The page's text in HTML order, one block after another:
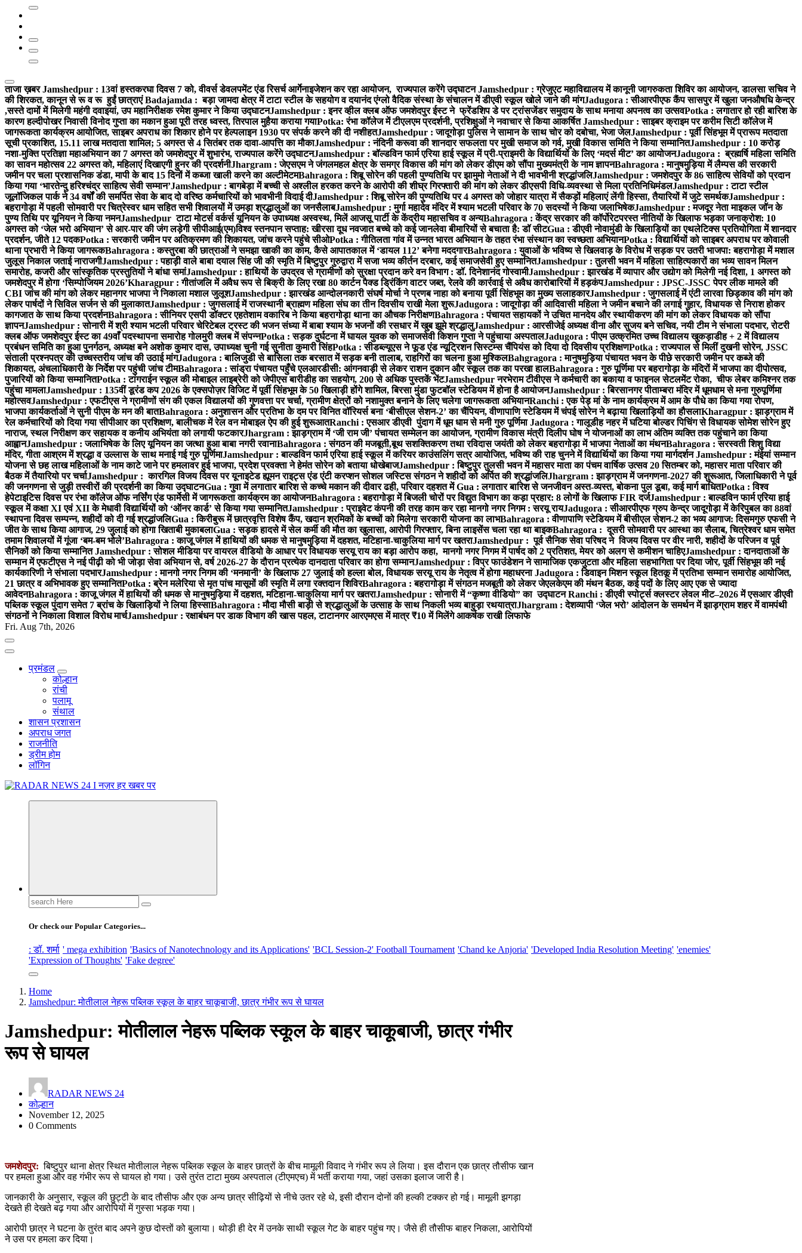
ताजा ख़बरJamshedpur : 13वां हस्तकरघा दिवस 7 को, वीवर्स डेवलपमेंट एंड रिसर्च आर्गेनाइजेशन कर रहा आयोजन, राज्यपाल करेंगे उद्घाटनJamshedpur : ग्रेजुएट महाविद्यालय में कानूनी जागरुकता शिविर का आयोजन, डालसा सचिव ने
की शिरकत, कानून से रू व रू हुईं छात्राएंBadajamda : बड़ा जामदा क्षेत्र में टाटा स्टील के सहयोग व दयानंद एंग्लो वैदिक संस्था के संचालन में डीएवी स्कूल खोले जाने की मांगJadugora : सीआरपीएफ कैंप सासपुर में खुला जनऔषधि केन्द्र
,सस्ते दामों में मिलेगी महंगी दवाइयां, उप महानिरीक्षक रमेश कुमार ने किया उद्घाटनJamshedpur : इनर व्हील क्लब ऑफ जमशेदपुर ईस्ट ने फ्रेंडशिप डे पर ट्रांसजेंडर समुदाय के साथ मनाया अपनत्व का उत्सवPotka : लगातार हो रही बारिश के
कारण हल्दीपोखर निवासी विनोद गुप्ता का मकान हुआ पूरी तरह ध्वस्त, तिरपाल मुहैया कराया गयाPotka: रंभा कॉलेज में टीएलएम प्रदर्शनी, प्रशिक्षुओं ने नवाचार से किया आकर्षितJamshedpur : साइबर क्राइम पर करीम सिटी कॉलेज में
जागरूकता कार्यक्रम आयोजित, साइबर अपराध का शिकार होने पर हेल्पलाइन 1930 पर संपर्क करने की दी नशीहतJamshedpur : जादूगोड़ा पुलिस ने सामान के साथ चोर को दबोचा, भेजा जेलJamshedpur : पूर्वी सिंहभूम में प्रारूप मतदाता
सूची प्रकाशित, 15.11 लाख मतदाता शामिल; 5 अगस्त से 4 सितंबर तक दावा-आपत्ति का मौकाJamshedpur : नंदिनी करूवा की शानदार सफलता पर मुखी समाज को गर्व, मुखी विकास समिति ने किया सम्मानितJamshedpur : 10 करोड़
नशा-मुक्ति प्रतिज्ञा महाअभियान का 7 अगस्त को जमशेदपुर में शुभारंभ, राज्यपाल करेंगे उद्घाटनJamshedpur : बॉल्डविन फार्म एरिया हाई स्कूल में प्री-प्राइमरी के विद्यार्थियों के लिए ‘मदर्स मीट’ का आयोजनJadugora : ब्रह्मर्षि महिला समिति
का सावन महोत्सव 22 अगस्त को, महिलाएं दिखाएगी हुनर की प्रदर्शनीJhargram : जेएसएम ने जंगलमहल क्षेत्र के समग्र विकास की मांग को लेकर डीएम को सौंपा मुख्यमंत्री के नाम ज्ञापनBahragora : मानुषमुड़िया में लैम्पस की सरकारी
जमीन पर चला प्रशासनिक डंडा, मापी के बाद 15 दिनों में कब्जा खाली करने का अल्टीमेटमBahragora : शिबू सोरेन की पहली पुण्यतिथि पर झामुमो नेताओं ने दी भावभीनी श्रद्धांजलिJamshedpur : जमशेदपुर के 86 साहित्य सेवियों को प्रदान
किया गया ‘भारतेन्दु हरिश्चंद्र साहित्य सेवी सम्मान’Jamshedpur : बागबेड़ा में बच्ची से अश्लील हरकत करने के आरोपी की शीघ्र गिरफ्तारी की मांग को लेकर डीएसपी विधि-व्यवस्था से मिला प्रतिनिधिमंडलJamshedpur : टाटा स्टील
जूलॉजिकल पार्क ने 34 वर्षों की समर्पित सेवा के बाद दो वरिष्ठ कर्मचारियों को भावभीनी विदाई दीJamshedpur : शिबू सोरेन की पुण्यतिथि पर 4 अगस्त को जोहार यात्रा में सैकड़ों महिलाएं लेंगी हिस्सा, तैयारियों में जुटे समर्थकJamshedpur :
बहरागोड़ा में पहली सोमवारी पर चित्रेस्वर धाम सहित सभी शिवालयों में उमड़ा श्रद्धालुओं का जनसैलाबJamshedpur : मुर्गा महादेव मंदिर में श्याम भटली परिवार के 70 सदस्यों ने किया जलाभिषेकJamshedpur : मजदूर नेता माइकल जॉन के
पुण्य तिथि पर यूनियन ने किया नमनJamshedpur टाटा मोटर्स वर्कर्स यूनियन के उपाध्यक्ष अस्वस्थ, मिलें आजसू पार्टी के केंद्रीय महासचिव व अन्यBahragora : केंद्र सरकार की कॉर्पोरेटपरस्त नीतियों के खिलाफ भड़का जनाक्रोश: 10
अगस्त को ‘जेल भरो अभियान’ से आर-पार की जंग लड़ेगी सीपीआई(एम)विश्व स्तनपान सप्ताह: खीरसा दूध नवजात बच्चे को कई जानलेवा बीमारियों से बचाता है: डॉ सीटGua : डीएवी नोवामुंडी के खिलाड़ियों का एथलेटिक्स प्रतियोगिता में शानदार
प्रदर्शन, जीते 12 पदकPotka : सरकारी जमीन पर अतिक्रमण की शिकायत, जांच करने पहुंचे सीओPotka : गीतिलता गांव में उन्नत भारत अभियान के तहत रंभा संस्थान का स्वच्छता अभियानPotka : विद्यार्थियों को साइबर अपराध पर कोवाली
थाना प्रभारी ने किया जागरूकBahragora : कस्तुरबा की छात्राओं ने समझा खाकी का काम, कैसे आपातकाल में ‘डायल 112’ बनेगा मददगारBahragora : युवाओं के भविष्य से खिलवाड़ के विरोध में सड़क पर उतरी भाजपा: बहरागोड़ा में मशाल
जुलूस निकाल जताई नाराजगीJamshedpur : पहाड़ी वाले बाबा दयाल सिंह जी की स्मृति में बिष्टुपुर गुरुद्वारा में सजा भव्य कीर्तन दरबार, कई समाजसेवी हुए सम्मानितJamshedpur : तुलसी भवन में महिला साहित्यकारों का भव्य सावन मिलन
समारोह, कजरी और सांस्कृतिक प्रस्तुतियों ने बांधा समांJamshedpur : हाथियों के उपद्रव से ग्रामीणों को सुरक्षा प्रदान करे वन विभाग : डॉ. दिनेशानंद गोस्वामीJamshedpur : झारखंड में व्यापार और उद्योग को मिलेगी नई दिशा, 1 अगस्त को
जमशेदपुर में होगा ‘सिम्पोजियम 2026’Kharagpur : गीतांजलि में अवैध रूप से बिक्री के लिए रखा 80 कार्टन पैक्ड ड्रिंकिंग वाटर जब्त, रेलवे की कार्रवाई से अवैध कारोबारियों में हड़कंपJamshedpur : JPSC-JSSC पेपर लीक मामले की
CBI जांच की मांग को लेकर महानगर भाजपा ने निकाला मशाल जुलूशJamshedpur : झारखंड आन्दोलनकारी संघर्ष मोर्चा ने प्रणब नाहा को बनाया पूर्वी सिंहभूम का मुख्य सलाहकारJamshedpur : जुगसलाई में एंटी लारवा छिड़काव की मांग को
लेकर पार्षदों ने सिविल सर्जन से की मुलाकातJamshedpur : जुगसलाई में राजस्थानी ब्राह्मण महिला संघ का तीन दिवसीय राखी मेला शुरूJadugora : जादूगोड़ा की आदिवासी महिला ने जमीन बचाने की लगाई गुहार, विधायक से निराश होकर
कागजात के साथ किया प्रदर्शनBahragora : सीनियर एसपी डॉक्टर एहतेशाम वकारिब ने किया बहरागोड़ा थाना का औचक निरीक्षणBahragora : पंचायत सहायकों ने उचित मानदेय और स्थायीकरण की मांग को लेकर विधायक को सौंपा
ज्ञापनJamshedpur : सोनारी में श्री श्याम भटली परिवार चेरिटेबल ट्रस्ट की भजन संध्या में बाबा श्याम के भजनों की रसधार में खुब झूमे श्रद्धालुJamshedpur : आरसीजेई अध्यक्ष वीना और सुजय बने सचिव, नयी टीम ने संभाला पदभार, रोटरी
क्लब ऑफ जमशेदपुर ईस्ट का 49वाँ पदस्थापना समारोह गोलमुरी क्लब में संपन्नPotka : सड़क दुर्घटना में घायल युवक को समाजसेवी किशन गुप्ता ने पहुंचाया अस्पतालJadugora : पीएम उत्क्रमित उच्च विद्यालय खुकड़ाडीह + 2 में विद्यालय
प्रबंधन समिति का हुआ पुनर्गठन, अध्यक्ष बने अशोक कुमार दास, उपाध्यक्ष चुनी गई सुनीता कुमारी सिंहPotka : सीडब्ल्यूएस ने फूड एंड न्यूट्रिशन सिस्टम्स चैंपियंस को दिया दो दिवसीय प्रशिक्षणPotka : राज्यपाल से मिलीं दुखनी सोरेन, JSSC
संताली प्रश्नपत्र की उच्चस्तरीय जांच की उठाई मांगJadugora : बालिजुडी से बासिला तक बरसात में सड़क बनी तालाब, राहगिरों का चलना हुआ मुश्किलBahgragora : मानुषमुड़िया पंचायत भवन के पीछे सरकारी जमीन पर कब्जे की
शिकायत, अंचलाधिकारी के निर्देश पर पहुंची जांच टीमBahragora : सांड्रा पंचायत पहुँचे एलआरडीसी: आंगनवाड़ी से लेकर राशन दुकान और स्कूल तक का परखा हालBahragora : गुरु पूर्णिमा पर बहरागोड़ा के मंदिरों में भाजपा का दीपोत्सव,
पुजारियों को किया सम्मानितPotka : टांगराईन स्कूल की मोबाइल लाइब्रेरी को जेपीएस बारीडीह का सहयोग, 200 से अधिक पुस्तकें भेंटJamshedpur नरभेराम टीवीएस ने कर्मचारी का बकाया व फाइनल सेटलमेंट रोका, चीफ लेबर कमिश्नर तक
पहुंचा मामलाJamshedpur : 135वीं डूरंड कप 2026 के एक्सपोज़र विजिट में पूर्वी सिंहभूम के 50 खिलाड़ी होंगे शामिल, बिरसा मुंडा फुटबॉल स्टेडियम में होना है आयोजनJamshedpur : बिरसानगर पीताम्बरा मंदिर में धूमधाम से मना गुरुपूर्णिमा
महोत्सवJamshedpur : एफटीएस ने ग्रामीणों संग की एकल विद्यालयों की गुणवत्ता पर चर्चा, ग्रामीण क्षेत्रों को नशामुक्त बनाने के लिए चलेगा जागरूकता अभियानRanchi : एक पेड़ मां के नाम कार्यक्रम में आम के पौधे का किया गया रोपण,
भाजपा कार्यकर्ताओं ने सुनी पीएम के मन की बातBahragora : अनुशासन और प्रतिभा के दम पर विनित वॉरियर्स बना ‘बीसीएल सेशन-2’ का चैंपियन, वीणापाणि स्टेडियम में चंपई सोरेन ने बढ़ाया खिलाड़ियों का हौसलाKharagpur : झाड़ग्राम में
रेल कर्मचारियों को दिया गया सीपीआर का प्रशिक्षण, बालीचक में रेल वन मोबाइल ऐप की हुई शुरूआतRanchi : एसआर डीएवी पुंदाग में धूम धाम से मनी गुरु पूर्णिमाJadugora : गालूडीह नहर में घटिया बोल्डर पिचिंग से विधायक सोमेश सोरेन हुए
नाराज, स्थल निरीक्षण कर सहायक व कनीय अभियंता को लगायी फटकारJhargram : झाड़ग्राम में ‘जी राम जी’ पंचायत सम्मेलन का आयोजन, ग्रामीण विकास मंत्री दिलीप घोष ने योजनाओं का लाभ अंतिम व्यक्ति तक पहुंचाने का किया
आह्वानJamshedpur : जलाभिषेक के लिए यूनियन का जत्था हुआ बाबा नगरी रवानाBahragora : संगठन की मजबूती,बूथ सशक्तिकरण तथा रविदास जयंती को लेकर बहरागोड़ा में भाजपा नेताओं का मंथनBahragora : सरस्वती शिशु विद्या
मंदिर, गीता आश्रम में श्रद्धा व उल्लास के साथ मनाई गई गुरु पूर्णिमाJamshedpur : बाल्डविन फार्म एरिया हाई स्कूल में करियर काउंसलिंग सत्र आयोजित, भविष्य की राह चुनने में विद्यार्थियों का किया गया मार्गदर्शनJamshedpur : मंईयां सम्मान
योजना से छह लाख महिलाओं के नाम काटे जाने पर हमलावर हुई भाजपा, प्रदेश प्रवक्ता ने हेमंत सोरेन को बताया धोखेबाजJamshedpur : बिष्टुपुर तुलसी भवन में महासर माता का पंचम वार्षिक उत्सव 20 सितम्बर को, महासर माता परिवार की
बैठक में तैयारियो पर चर्चाJamshedpur : कारगिल विजय दिवस पर यूनाइटेड ह्यूमन राइट्स एंड एंटी करप्शन सोशल जस्टिस संगठन ने शहीदों को अर्पित की श्रद्धांजलिJhargram : झाड़ग्राम में जनगणना-2027 की शुरूआत, जिलाधिकारी ने पूर्व
की जनगणना से जुड़ी तस्वीरों की प्रदर्शनी का किया उद्घाटनGua : गुवा में लगातार बारिश से कच्चे मकान की दीवार ढही, परिवार दहशत मेंGua : लगातार बारिश से जनजीवन अस्त-व्यस्त, बोकना पुल डूबा, कई मार्ग बाधितPotka : विश्व
हेपेटाइटिस दिवस पर रंभा कॉलेज ऑफ नर्सिंग एंड फार्मेसी में जागरूकता कार्यक्रम का आयोजनBahragora : बहरागोड़ा में बिजली चोरों पर विद्युत विभाग का कड़ा प्रहार: 8 लोगों के खिलाफ FIR दर्जJamshedpur : बाल्डविन फार्म एरिया हाई
स्कूल में कक्षा XI एवं XII के मेधावी विद्यार्थियों को ‘ऑनर कार्ड’ से किया गया सम्मानितJamshedpur : प्राइवेट कंपनी की तरह काम कर रहा मानगो नगर निगम : सरयू रायJadugora : सीआरपीएफ ग्रुप केन्द्र जादूगोड़ा में केरिपुबल का 88वां
स्थापना दिवस सम्पन्न, शहीदों को दी गई श्रद्धांजलिGua : किरीबुरू में छात्रवृत्ति विशेष कैंप, खदान श्रमिकों के बच्चों को मिलेगा सरकारी योजना का लाभBahragora : वीणापाणि स्टेडियम में बीसीएल सेशन-2 का भव्य आगाज: दिसमगुरु एफसी ने
जीत के साथ किया आगाज, 29 जुलाई को होगा खिताबी मुकाबलाGua : सड़क हादसे में सेल कर्मी की मौत का खुलासा, आरोपी गिरफ्तार, बिना लाइसेंस चला रहा था बाइकBahragora : दूसरी सोमवारी पर आस्था का सैलाब, चित्रेश्वर धाम समेत
तमाम शिवालयों में गूंजा ‘बम-बम भोले’Bahragora : काजू जंगल में हाथियों की धमक से मानुषमुड़िया में दहशत, मटिहाना-चाकुलिया मार्ग पर खतराJamshedpur : पूर्व सैनिक सेवा परिषद ने विजय दिवस पर वीर नारी, शहीदों के परिजन व पूर्व
सैनिकों को किया सम्मानितJamshedpur : सोशल मीडिया पर वायरल वीडियो के आधार पर विधायक सरयू राय का बड़ा आरोप कहा, मानगो नगर निगम में पार्षद को 2 प्रतिशत, मेयर को अलग से कमीशन चाहिएJamshedpur : दानदाताओं के
सम्मान में एफटीएस ने नई पीढ़ी को भी जोड़ा सेवा अभियान से, वर्ष 2026-27 के दौरान प्रत्येक दानदाता परिवार का होगा सम्मानJamshedpur : विप्र फाउंडेशन ने सामाजिक एकजुटता और महिला सहभागिता पर दिया जोर, पूर्वी सिंहभूम की नई
कार्यकारिणी ने संभाला पदभारJamshedpur : मानगो नगर निगम की ‘मनमानी’ के खिलाफ 27 जुलाई को हल्ला बोल, विधायक सरयू राय के नेतृत्व में होगा महाधरनाJadugora : डिवाइन मिशन स्कूल हितकू में प्रतिभा सम्मान समारोह आयोजित,
21 छात्र व अभिभावक हुए सम्मानितPotka : ब्रेन मलेरिया से मृत पांच मासूमों की स्मृति में लगा रक्तदान शिविरBahragora : बहरागोड़ा में संगठन मजबूती को लेकर जेएलकेएम की मंथन बैठक, कई पदों के लिए आए एक से ज्यादा
आवेदनBahragora : काजू जंगल में हाथियों की धमक से मानुषमुड़िया में दहशत, मटिहाना-चाकुलिया मार्ग पर खतराJamshedpur : सोनारी में “कृष्णा वीडियो” का उद्घाटनRanchi : डीएवी स्पोर्ट्स क्लस्टर लेवल मीट–2026 में एसआर डीएवी
पब्लिक स्कूल पुंदाग समेत 7 ब्रांच के खिलाड़ियों ने लिया हिस्साBahragora : मौदा मौसी बाड़ी से श्रद्धालुओं के उत्साह के साथ निकली भव्य बाहुड़ा रथयात्राJhargram : देशव्यापी ‘जेल भरो’ आंदोलन के समर्थन में झाड़ग्राम शहर में वामपंथी
संगठनों ने निकाला विशाल विरोध मार्चJamshedpur : रक्षाबंधन पर डाक विभाग की खास पहल, टाटानगर आरएमएस में मात्र ₹10 में मिलेंगे आकर्षक राखी लिफाफे
Fri. Aug 7th, 2026
प्रमंडल
कोल्हान
रांची
पलामू
संथाल
शासन प्रशासन
अपराध जगत
राजनीति
ड्रीम होम
लॉगिन
Search
for:
Or check our Popular Categories...
: डॉ. शर्मा ' mega exhibition 'Basics of Nanotechnology and its Applications' 'BCL Session-2' Football Tournament 'Chand ke Anjoria' 'Developed India Resolution Meeting' 'enemies'
'Expression of Thoughts' 'Fake degree'
Home
Jamshedpur: मोतीलाल नेहरू पब्लिक स्कूल के बाहर चाकूबाजी, छात्र गंभीर रूप से घायल
Jamshedpur: मोतीलाल नेहरू पब्लिक स्कूल के बाहर चाकूबाजी, छात्र गंभीर
रूप से घायल
RADAR NEWS 24
कोल्हान
November 12, 2025
0 Comments
जमशेदपुर: बिष्टुपुर थाना क्षेत्र स्थित मोतीलाल नेहरू पब्लिक स्कूल के बाहर छात्रों के बीच मामूली विवाद ने गंभीर रूप ले लिया। इस दौरान एक छात्र तौसीफ खान
पर हमला हुआ और वह गंभीर रूप से घायल हो गया। उसे तुरंत टाटा मुख्य अस्पताल (टीएमएच) में भर्ती कराया गया, जहां उसका इलाज जारी है।
जानकारी के अनुसार, स्कूल की छुट्टी के बाद तौसीफ और एक अन्य छात्र सीढ़ियों से नीचे उतर रहे थे, इसी दौरान दोनों की हल्की टक्कर हो गई। मामूली झगड़ा
देखते ही देखते बढ़ गया और आरोपियों में गुस्सा भड़क गया।
आरोपी छात्र ने घटना के तुरंत बाद अपने कुछ दोस्तों को बुलाया। थोड़ी ही देर में उनके साथी स्कूल गेट के बाहर पहुंच गए। जैसे ही तौसीफ बाहर निकला, आरोपियों
ने उस पर हमला कर दिया।